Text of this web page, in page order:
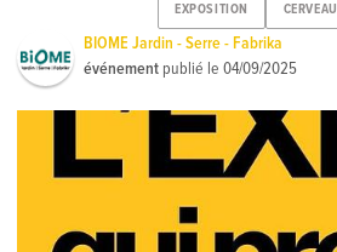
EXPOSITION CERVEAU
BIOME Jardin - Serre - Fabrika
événement publié le04/09/2025